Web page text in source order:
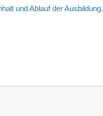
und Ablauf der Ausbildung.